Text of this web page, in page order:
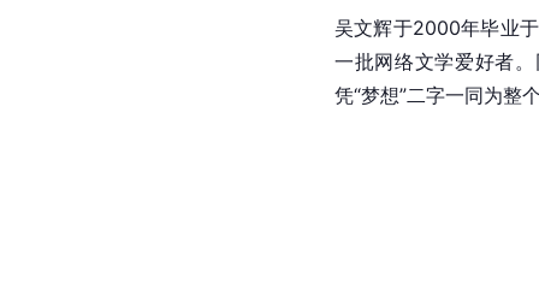
吴文辉于2000年毕业于
一批网络文学爱好者
凭“梦想”二字一同为整